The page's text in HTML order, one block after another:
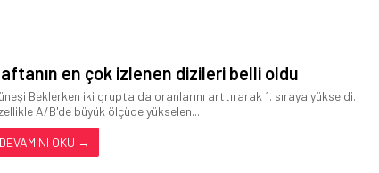
en çok izlenen dizileri belli oldu
Beklerken iki grupta da oranlarını arttırarak 1. sıraya yükseldi.
A/B'de büyük ölçüde yükselen...
DEVAMINI OKU →